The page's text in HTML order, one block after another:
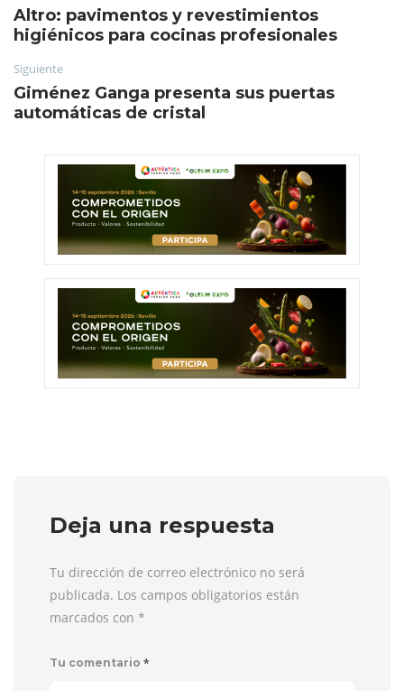
Altro: pavimentos y revestimientos
higiénicos para cocinas profesionales
Siguiente
Giménez Ganga presenta sus puertas
automáticas de cristal
Deja una respuesta
Tu dirección de correo electrónico no será
publicada. Los campos obligatorios están
marcados con *
Tu comentario *